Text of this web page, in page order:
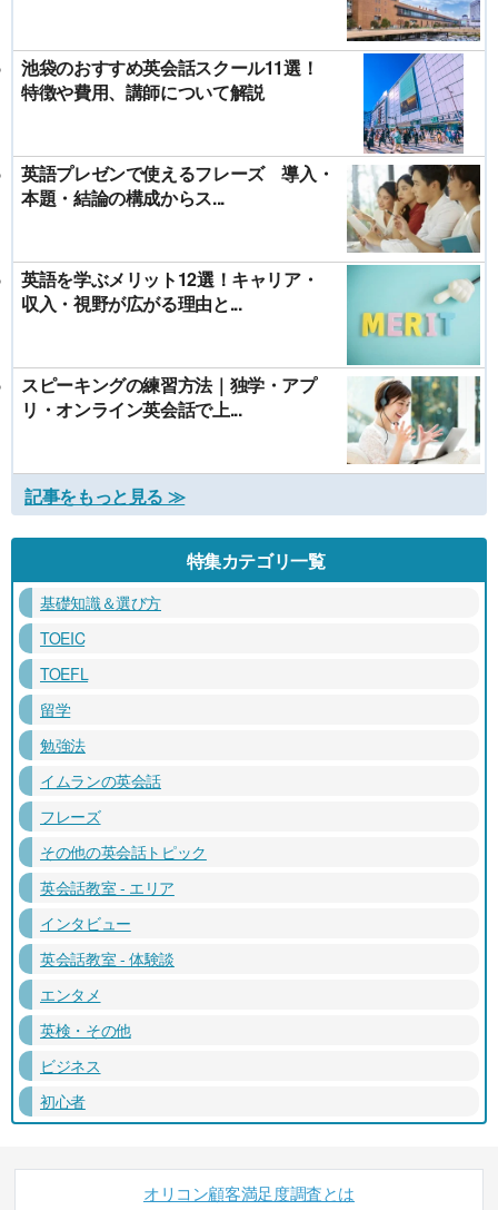
池袋のおすすめ英会話スクール11選！
特徴や費用、講師について解説
英語プレゼンで使えるフレーズ 導入・
本題・結論の構成からス...
英語を学ぶメリット12選！キャリア・
収入・視野が広がる理由と...
スピーキングの練習方法｜独学・アプ
リ・オンライン英会話で上...
記事をもっと見る ≫
特集カテゴリ一覧
基礎知識＆選び方
TOEIC
TOEFL
留学
勉強法
イムランの英会話
フレーズ
その他の英会話トピック
英会話教室 - エリア
インタビュー
英会話教室 - 体験談
エンタメ
英検・その他
ビジネス
初心者
オリコン顧客満足度調査とは